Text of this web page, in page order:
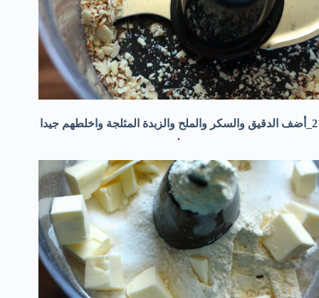
2_أضف الدقيق والسكر والملح والزبدة المثلجة واخلطهم جيدا
.